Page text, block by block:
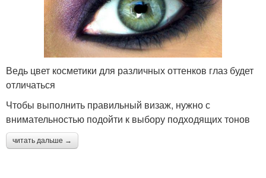
Ведь цвет косметики для различных оттенков глаз будет
отличаться
Чтобы выполнить правильный визаж, нужно с
внимательностью подойти к выбору подходящих тонов
читать дальше →